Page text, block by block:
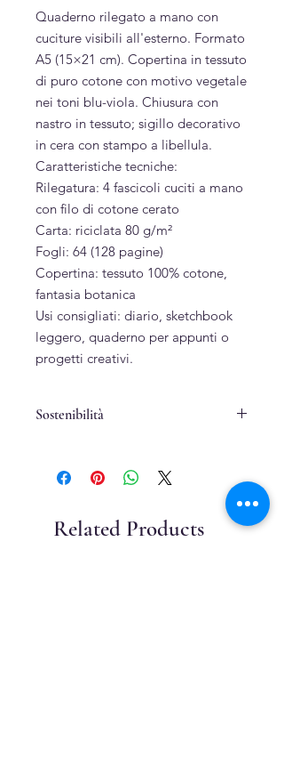
Quaderno rilegato a mano con
cuciture visibili all'esterno. Formato
A5 (15×21 cm). Copertina in tessuto
di puro cotone con motivo vegetale
nei toni blu-viola. Chiusura con
nastro in tessuto; sigillo decorativo
in cera con stampo a libellula.
Caratteristiche tecniche:
Rilegatura: 4 fascicoli cuciti a mano
con filo di cotone cerato
Carta: riciclata 80 g/m²
Fogli: 64 (128 pagine)
Copertina: tessuto 100% cotone,
fantasia botanica
Usi consigliati: diario, sketchbook
leggero, quaderno per appunti o
progetti creativi.
Sostenibilità
Related Products